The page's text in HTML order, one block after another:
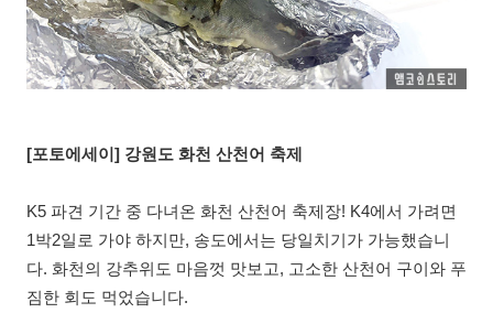
[포토에세이] 강원도 화천 산천어 축제
K5 파견 기간 중 다녀온 화천 산천어 축제장! K4에서 가려면
1박2일로 가야 하지만, 송도에서는 당일치기가 가능했습니
다. 화천의 강추위도 마음껏 맛보고, 고소한 산천어 구이와 푸
짐한 회도 먹었습니다.